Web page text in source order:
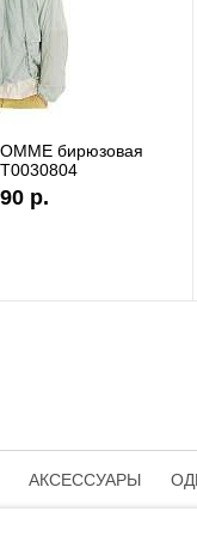
Футболка
АКСЕССУАРЫ